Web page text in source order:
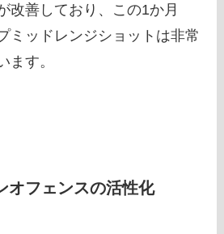
改善しており、この1か月
ミッドレンジショットは非常
ます。
オフェンスの活性化